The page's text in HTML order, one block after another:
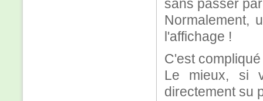
sans passer
Normalement,
l'affichage !
C'est
Le mieux, si
directement su